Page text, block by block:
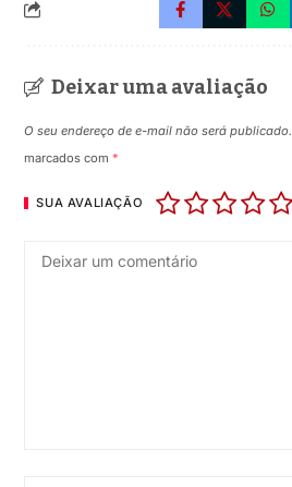
Deixar uma avaliação
O seu endereço de e-mail não será publicado.
marcados com*
SUA AVALIAÇÃO